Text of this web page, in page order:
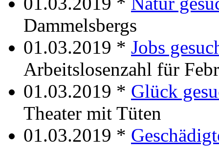
Dammelsbergs
01.03.2019 * Jobs
Arbeitslosenzahl für
01.03.2019 * Glück
Theater mit Tüten
01.03.2019 *